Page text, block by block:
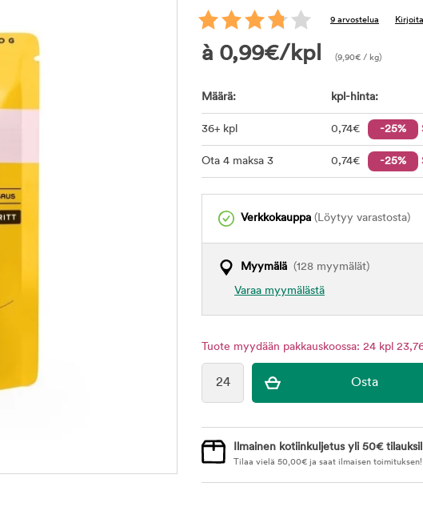
9 arvostelua
à 0,99€/kpl (9,90€ / kg)
Määrä: kpl-hinta:
36+ kpl 0,74€ -25%
Ota 4 maksa 3 0,74€ -25%
Verkkokauppa (Löytyy varastosta)
Myymälä (128 myymälät)
Varaa myymälästä
Tuote myydään pakkauskoossa: 24 kpl
Ilmainen kotiinkuljetus yli 50€
Tilaa vielä 50,00€ ja saat ilmaisen toimituksen!